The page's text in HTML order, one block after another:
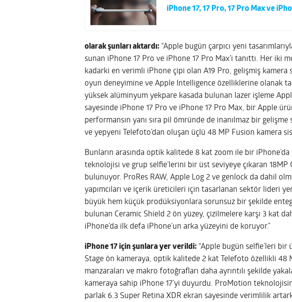
iPhone 17, 17 Pro, 17 Pro Max ve
olarak şunları aktardı: “Apple bugün çarpıcı yeni
sunan iPhone 17 Pro ve iPhone 17 Pro Max’i tanıttı. Her iki
kadarki en verimli iPhone çipi olan A19 Pro, gelişmiş kamera
oyun deneyimine ve Apple Intelligence özelliklerine olanak
yüksek alüminyum yekpare kasada bulunan lazer işleme
sayesinde iPhone 17 Pro ve iPhone 17 Pro Max, bir Apple
performansın yanı sıra pil ömründe de inanılmaz bir
ve yepyeni Telefoto’dan oluşan üçlü 48 MP Fusion kamera
Bunların arasında optik kalitede 8 kat zoom ile bir
teknolojisi ve grup selfie’lerini bir üst seviyeye çıkaran 18MP
bulunuyor. ProRes RAW, Apple Log 2 ve genlock da dahil
yapımcıları ve içerik üreticileri için tasarlanan sektör lideri
büyük hem küçük prodüksiyonlara sorunsuz bir şekilde
bulunan Ceramic Shield 2 ön yüzey, çizilmelere karşı 3 kat
iPhone’da ilk defa iPhone’un arka yüzeyini de koruyor.”
iPhone 17 için şunlara yer verildi: “Apple bugün selfie’leri bir
Stage ön kameraya, optik kalitede 2 kat Telefoto özellikli 48
manzaraları ve makro fotoğrafları daha ayrıntılı şekilde
kameraya sahip iPhone 17’yi duyurdu. ProMotion
parlak 6.3 Super Retina XDR ekran sayesinde verimlilik